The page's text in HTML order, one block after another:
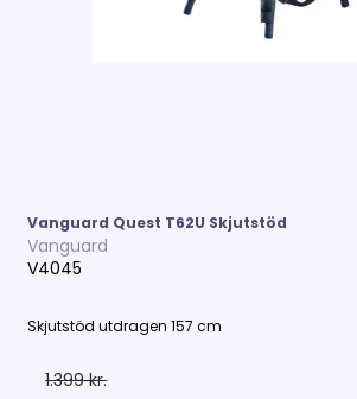
Vanguard Quest T62U Skjutstöd
Vanguard
V4045
Skjutstöd utdragen 157 cm
1.399 kr.